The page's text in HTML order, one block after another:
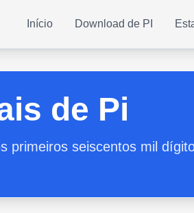
Início Download de PI
de Pi
primeiros seiscentos mil